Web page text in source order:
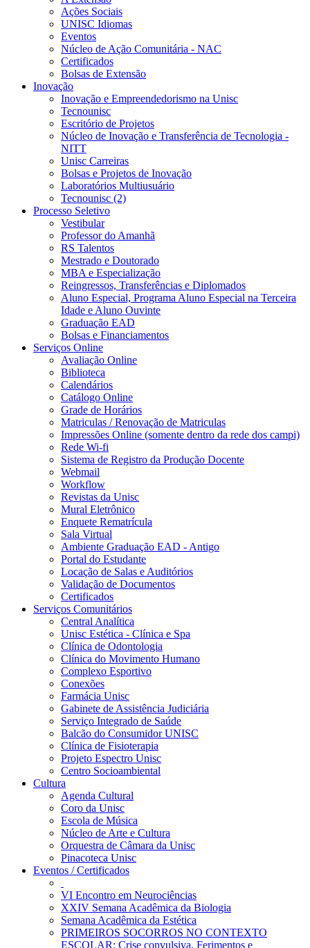
Ações Sociais
UNISC Idiomas
Eventos
Núcleo de Ação Comunitária - NAC
Certificados
Bolsas de Extensão
Inovação
Inovação e Empreendedorismo na Unisc
Tecnounisc
Escritório de Projetos
Núcleo de Inovação e Transferência de Tecnologia -
NITT
Unisc Carreiras
Bolsas e Projetos de Inovação
Laboratórios Multiusuário
Tecnounisc (2)
Processo Seletivo
Vestibular
Professor do Amanhã
RS Talentos
Mestrado e Doutorado
MBA e Especialização
Reingressos, Transferências e Diplomados
Aluno Especial, Programa Aluno Especial na Terceira
Idade e Aluno Ouvinte
Graduação EAD
Bolsas e Financiamentos
Serviços Online
Avaliação Online
Biblioteca
Calendários
Catálogo Online
Grade de Horários
Matriculas / Renovação de Matriculas
Impressões Online (somente dentro da rede dos campi)
Rede Wi-fi
Sistema de Registro da Produção Docente
Webmail
Workflow
Revistas da Unisc
Mural Eletrônico
Enquete Rematrícula
Sala Virtual
Ambiente Graduação EAD - Antigo
Portal do Estudante
Locação de Salas e Auditórios
Validação de Documentos
Certificados
Serviços Comunitários
Central Analítica
Unisc Estética - Clínica e Spa
Clínica de Odontologia
Clínica do Movimento Humano
Complexo Esportivo
Conexões
Farmácia Unisc
Gabinete de Assistência Judiciária
Serviço Integrado de Saúde
Balcão do Consumidor UNISC
Clínica de Fisioterapia
Projeto Espectro Unisc
Centro Socioambiental
Cultura
Agenda Cultural
Coro da Unisc
Escola de Música
Núcleo de Arte e Cultura
Orquestra de Câmara da Unisc
Pinacoteca Unisc
Eventos / Certificados
VI Encontro em Neurociências
XXIV Semana Acadêmica da Biologia
Semana Acadêmica da Estética
PRIMEIROS SOCORROS NO CONTEXTO
ESCOLAR: Crise convulsiva, Ferimentos e